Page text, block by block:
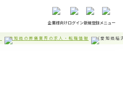
企業様向けログイン新規登録メニュー
愛知県の葬儀業界の求人・転職情報 （愛知県稲